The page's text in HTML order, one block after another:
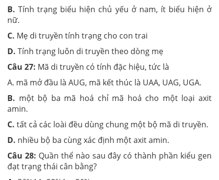
B.Tính trạng biểu hiện chủ yếu ở nam, ít biểu hiện ở
nữ.
C. Mẹ di truyền tính trạng cho con trai
D. Tính trạng luôn di truyền theo dòng mẹ
Câu 27: Mã di truyền có tính đặc hiệu, tức là
A. mã mở đầu là AUG, mã kết thúc là UAA, UAG, UGA.
B. một bộ ba mã hoá chỉ mã hoá cho một loại axit
amin.
C. tất cả các loài đều dùng chung một bộ mã di truyền.
D. nhiều bộ ba cùng xác định một axit amin.
Câu 28: Quần thể nào sau đây có thành phần kiểu gen
đạt trạng thái cân bằng?